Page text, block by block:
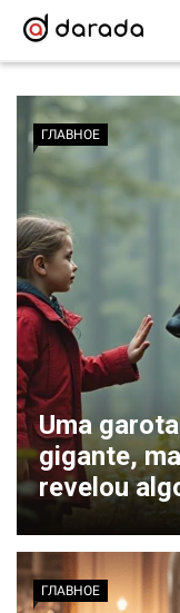
ГЛАВНОЕ
Uma
gigante,
revelou
ГЛАВНОЕ